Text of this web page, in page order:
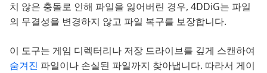
치 않은 충돌로 인해 파일을 잃어버린 경우, 4DDiG는 파일
의 무결성을 변경하지 않고 파일 복구를 보장합니다.
이 도구는 게임 디렉터리나 저장 드라이브를 깊게 스캔하여
숨겨진 파일이나 손실된 파일까지 찾아냅니다. 따라서 게이